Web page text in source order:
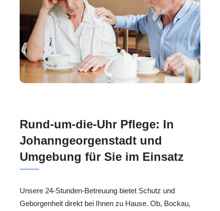
Rund-um-die-Uhr Pflege: In
Johanngeorgenstadt und
Umgebung für Sie im Einsatz
Unsere 24-Stunden-Betreuung bietet Schutz und
Geborgenheit direkt bei Ihnen zu Hause. Ob, Bockau,